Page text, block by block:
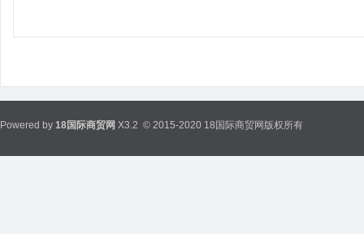
Powered by 18国际商贸网 X3.2 © 2015-2020 18国际商贸网版权所有